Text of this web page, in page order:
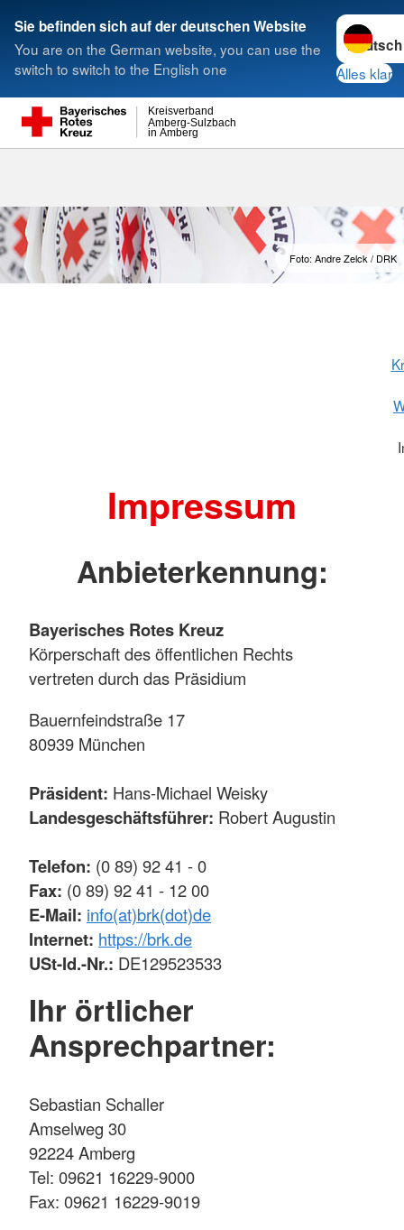
Sie befinden sich auf der deutschen Website
You are on the German website, you can use the
switch to switch to the English one
Sprache
Alles klar
in Amberg
Amberg-Sulzbach
Kreisverband
Suche
Foto: Andre Zelck / DRK
Impressum
Anbieterkennung:
Bayerisches Rotes Kreuz
Körperschaft des öffentlichen Rechts
vertreten durch das Präsidium
Bauernfeindstraße 17
80939 München
Präsident: Hans-Michael Weisky
Landesgeschäftsführer: Robert Augustin
Telefon: (0 89) 92 41 - 0
Fax: (0 89) 92 41 - 12 00
E-Mail: info(at)brk(dot)de
Internet: https://brk.de
USt-Id.-Nr.: DE129523533
Ihr örtlicher
Ansprechpartner:
Sebastian Schaller
Amselweg 30
92224 Amberg
Tel: 09621 16229-9000
Fax: 09621 16229-9019